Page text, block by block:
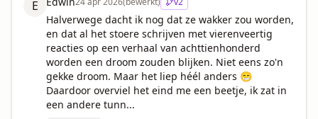
E
Halverwege dacht ik nog dat ze wakker zou worden,
en dat al het stoere schrijven met vierenveertig
reacties op een verhaal van achttienhonderd
worden een droom zouden blijken. Niet eens zo'n
gekke droom. Maar het liep héél anders 😁
Daardoor overviel het eind me een beetje, ik zat in
een andere tunn...